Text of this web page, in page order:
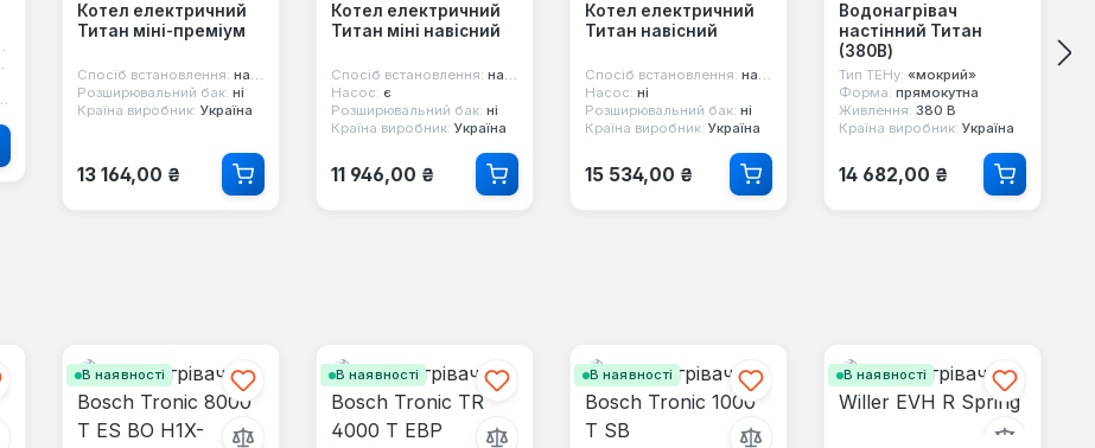
Котел електричний
Титан міні-преміум
Спосіб встановлення: настінний
Розширювальний бак: ні
Країна виробник: Україна
Звичайна ціна:
13 164,00 ₴
Котел електричний
Титан міні навісний
Спосіб встановлення: настінний
Насос: є
Розширювальний бак: ні
Країна виробник: Україна
Звичайна ціна:
11 946,00 ₴
Котел електричний
Титан навісний
Спосіб встановлення: настінний
Насос: ні
Розширювальний бак: ні
Країна виробник: Україна
Звичайна ціна:
15 534,00 ₴
Водонагрівач
настінний Титан
(380В)
Тип ТЕНу: «мокрий»
Форма: прямокутна
Живлення: 380 В
Країна виробник: Україна
Звичайна ціна:
14 682,00 ₴
В наявності В наявності В наявності В наявності